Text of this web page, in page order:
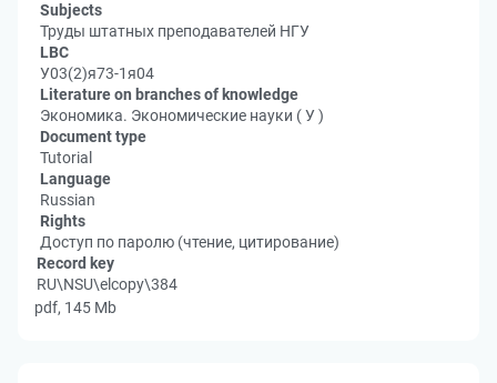
Subjects
Труды штатных преподавателей НГУ
LBC
У03(2)я73-1я04
Literature on branches of knowledge
Экономика. Экономические науки ( У )
Document type
Tutorial
Language
Russian
Rights
Доступ по паролю (чтение, цитирование)
Record key
RU\NSU\elcopy\384
pdf, 145 Mb